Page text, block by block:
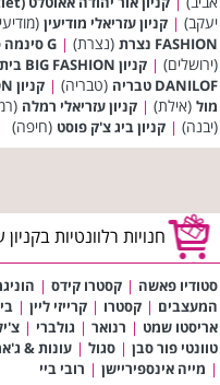
יעקב) | קניון עזריאלי מודיעין
FASHION נצרת
(נצרת) | G סינמה סיטי ראשון לציון
(ירושלים) | קניון BIG FASHION בית שמש
DANILOF טבריה
(טבריה) | קניון BIG FASHION אשדוד
מול (אילת) | קניון עזריאלי רמלה
(יבנה) | קניון ביג צ'ק פוסט (חיפה)
חנויות רלוונטיות בקניון
סטודיו פאשה | קסטרו קידס |
המעצבים | קסטרו | קרייזי ליין |
אריסטו שמט | רנואר | גולברי |
טוונטי פור סבן | סגול | עונות &
| מייה אינספיריישן | רובי ביי